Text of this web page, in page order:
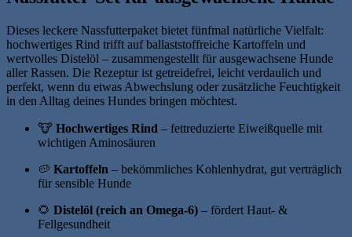
Dieses leckere Nassfutterpaket bietet fünfmal natürliche Vielfalt:
hochwertiges Rind trifft auf ballaststoffreiche Kartoffeln und
wertvolles Distelöl – zusammengestellt für ausgewachsene Hunde
aller Rassen. Die Rezeptur ist getreidefrei, leicht verdaulich und
perfekt, wenn du etwas Abwechslung oder zusätzliche Feuchtigkeit
in den Alltag deines Hundes bringen möchtest.
🐮 Hochwertiges Rind – fettreduzierte Eiweißquelle mit
wichtigen Aminosäuren
🥔 Kartoffeln – bekömmliches Kohlenhydrat, gut verträglich
für sensible Hunde
🌻 Distelöl (reich an Omega‑6) – fördert Haut- &
Fellgesundheit